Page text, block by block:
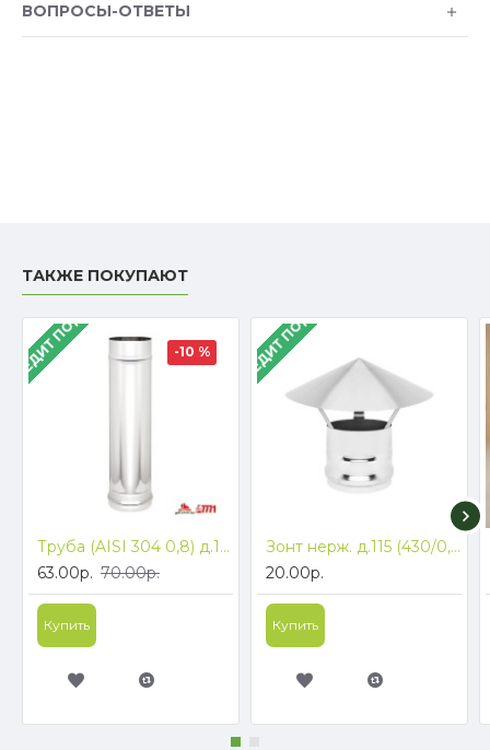
ВОПРОСЫ-ОТВЕТЫ
ТАКЖЕ ПОКУПАЮТ
ПОД 4% -10 %
Труба (AISI 304 0,8) д.115, L-1м
63.00р. 70.00р.
Купить
В КРЕДИТ ПОД 4%
Зонт нерж. д.115 (430/0,5)
20.00р.
Купить